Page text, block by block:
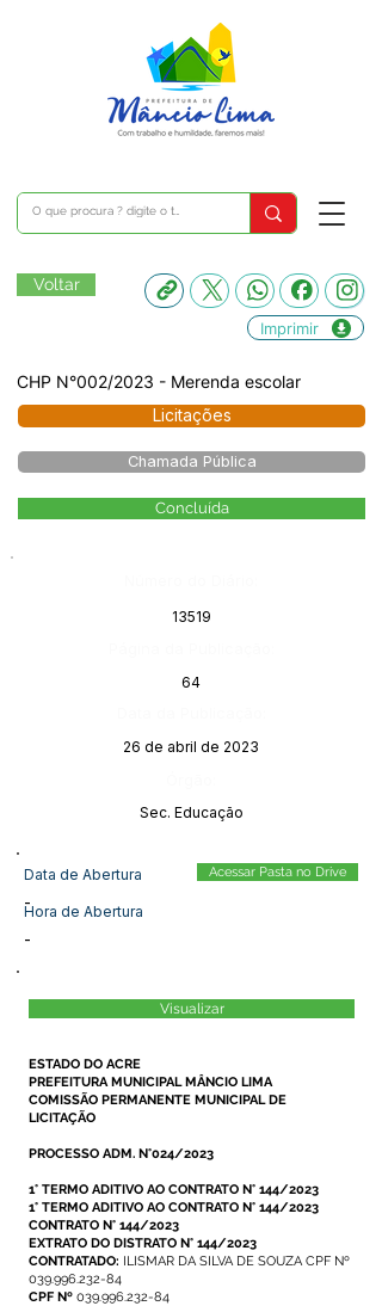
Voltar
Imprimir
CHP N°002/2023 - Merenda escolar
Licitações
Chamada Pública
Concluída
13519
64
26 de abril de 2023
Sec. Educação
Data de Abertura
-
Hora de Abertura
-
Acessar Pasta no Drive
Visualizar
ESTADO DO ACRE
PREFEITURA MUNICIPAL MÂNCIO LIMA
COMISSÃO PERMANENTE MUNICIPAL DE
LICITAÇÃO
PROCESSO ADM. N°024/2023
1° TERMO ADITIVO AO CONTRATO N° 144/2023
1° TERMO ADITIVO AO CONTRATO N° 144/2023
CONTRATO N° 144/2023
EXTRATO DO DISTRATO N° 144/2023
CONTRATADO: ILISMAR DA SILVA DE SOUZA CPF Nº
039.996.232-84
CPF Nº 039.996.232-84